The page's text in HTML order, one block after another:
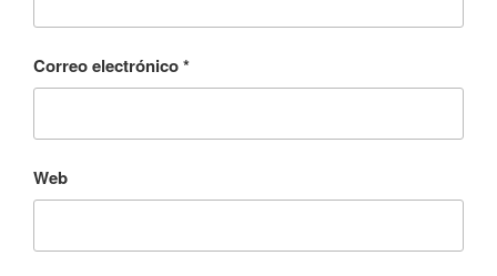
Correo electrónico*
Web